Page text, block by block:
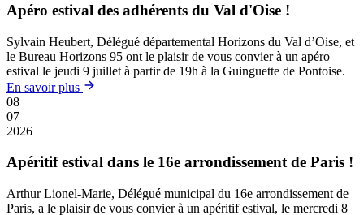
Apéro estival des adhérents du Val d'Oise !
Sylvain Heubert, Délégué départemental Horizons du Val d’Oise, et
le Bureau Horizons 95 ont le plaisir de vous convier à un apéro
estival le jeudi 9 juillet à partir de 19h à la Guinguette de Pontoise.
En savoir plus
08
07
2026
Apéritif estival dans le 16e arrondissement de Paris !
Arthur Lionel-Marie, Délégué municipal du 16e arrondissement de
Paris, a le plaisir de vous convier à un apéritif estival, le mercredi 8